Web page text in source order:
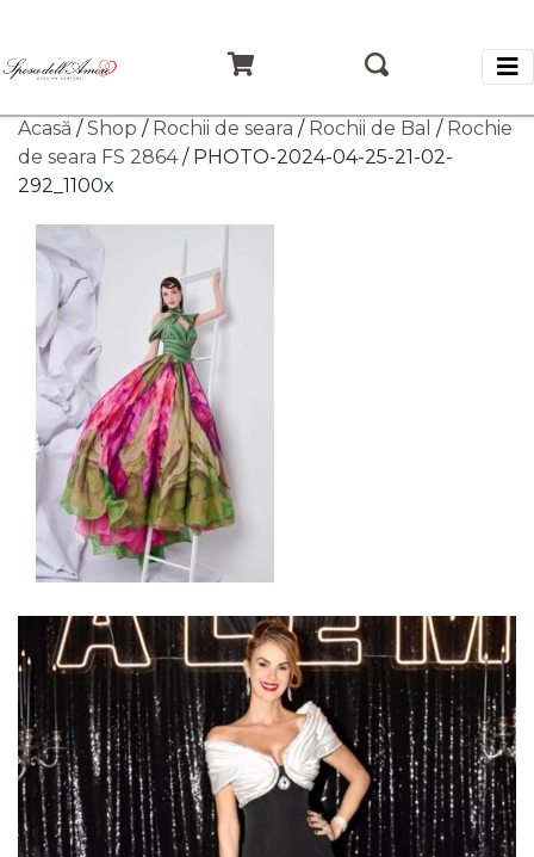
Acasă /Shop / Rochii de seara / Rochii de Bal / Rochie
de seara FS 2864/ PHOTO-2024-04-25-21-02-
292_1100x